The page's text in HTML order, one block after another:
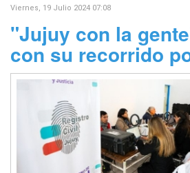
Viernes, 19 Julio 2024 07:08
"Jujuy con la
con su recorrido